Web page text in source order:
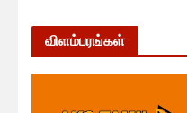
விளம்பரங்கள்